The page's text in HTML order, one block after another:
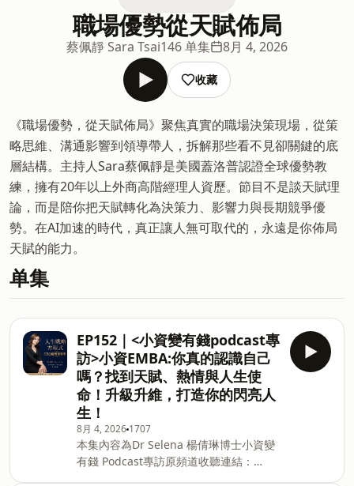
職場優勢從天賦佈局
蔡佩靜 Sara Tsai146 单集 8月 4, 2026
收藏
《職場優勢，從天賦佈局》聚焦真實的職場決策現場，從策
略思維、溝通影響到領導帶人，拆解那些看不見卻關鍵的底
層結構。主持人Sara蔡佩靜是美國蓋洛普認證全球優勢教
練，擁有20年以上外商高階經理人資歷。節目不是談天賦理
論，而是陪你把天賦轉化為決策力、影響力與長期競爭優
勢。在AI加速的時代，真正讓人無可取代的，永遠是你佈局
天賦的能力。
单集
EP152｜<小資變有錢podcast專
訪>小資EMBA:你真的認識自己
嗎？找到天賦、熱情與人生使
命！升級升維，打造你的閃亮人
生！
8月 4, 2026 1707
本集內容為Dr Selena 楊倩琳博士小資變
有錢 Podcast專訪原頻道收聽連結：